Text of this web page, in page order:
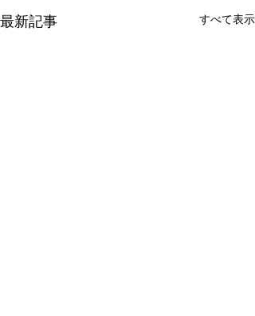
最新記事 すべて表示